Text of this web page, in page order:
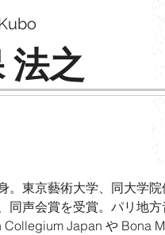
法之
。東京藝術大学、同大学
同声会賞を受賞。パリ地
Japan や Bona